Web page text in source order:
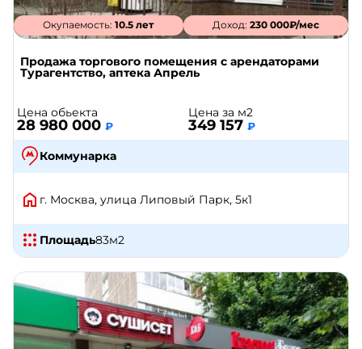
Окупаемость:10.5 лет Доход: 230 000₽/мес
Продажа торгового помещения с арендаторами
Турагентство, аптека Апрель
Цена обьекта
28 980 000 ₽
Цена за м2
349 157 ₽
Коммунарка
г. Москва, улица Липовый Парк, 5к1
Площадь83м2